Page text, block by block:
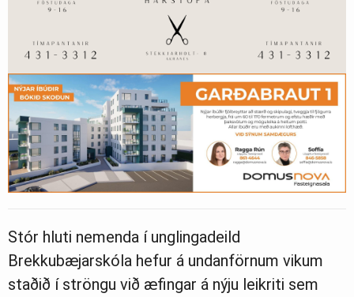
Stór hluti nemenda í unglingadeild
Brekkubæjarskóla hefur á undanförnum vikum
staðið í ströngu við æfingar á nýju leikriti sem